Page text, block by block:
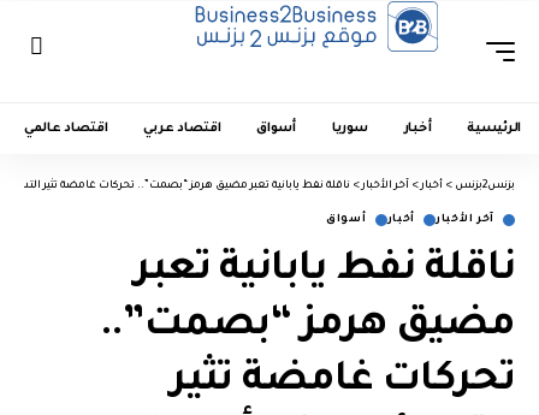
الرئيسية أخبار سوريا أسواق اقتصاد عربي اقتصاد عالمي
بزنس2بزنس > أخبار > آخر الأخبار > ناقلة نفط يابانية تعبر مضيق هرمز “بصمت”.. تحركات غامضة تثير
آخر الأخبار أخبار أسواق
ناقلة نفط يابانية تعبر
مضيق هرمز “بصمت”..
تحركات غامضة تثير